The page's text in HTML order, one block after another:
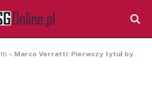
» Marco Verratti: Pierwszy tytuł był bardzo trudny